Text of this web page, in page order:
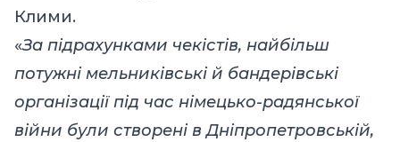
Клими.
«За підрахунками чекістів, найбільш
потужні мельниківські й бандерівські
організації під час німецько-радянської
війни були створені в Дніпропетровській,